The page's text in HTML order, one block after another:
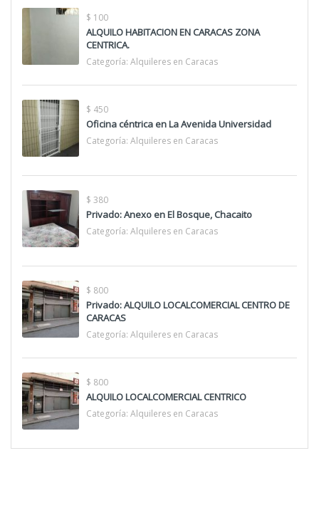
$ 100
ALQUILO HABITACION EN CARACAS ZONA
CENTRICA.
Categoría: Alquileres en Caracas
$ 450
Oficina céntrica en La Avenida Universidad
Categoría: Alquileres en Caracas
$ 380
Privado: Anexo en El Bosque, Chacaito
Categoría: Alquileres en Caracas
$ 800
Privado: ALQUILO LOCALCOMERCIAL CENTRO DE
CARACAS
Categoría: Alquileres en Caracas
$ 800
ALQUILO LOCALCOMERCIAL CENTRICO
Categoría: Alquileres en Caracas